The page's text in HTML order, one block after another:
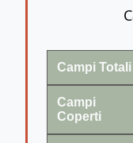
Campi Totali
Campi
Coperti